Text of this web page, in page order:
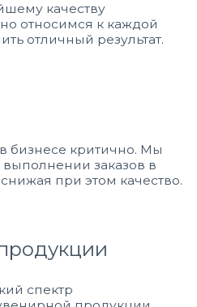
качеству
относимся к каждой
отличный результат.
бизнесе критично. Мы
заказов в
при этом качество.
спектр